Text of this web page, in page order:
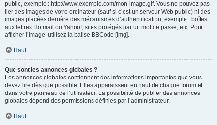
public, exemple : http://www.exemple.com/mon-image.gif. Vous ne pouvez pas
lier des images de votre ordinateur (sauf si c’est un serveur Web public) ni des
images placées derrière des mécanismes d’authentification, exemple : boîtes
aux lettres Hotmail ou Yahoo!, sites protégés par un mot de passe, etc. Pour
afficher l’image, utilisez la balise BBCode [img].
Haut
Que sont les annonces globales ?
Les annonces globales contiennent des informations importantes que vous
devez lire dès que possible. Elles apparaissent en haut de chaque forum et
dans votre panneau de l’utilisateur. La possibilité de publier des annonces
globales dépend des permissions définies par l’administrateur.
Haut